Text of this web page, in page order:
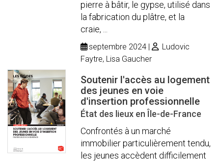
pierre à bâtir, le gypse, utilisé dans
la fabrication du plâtre, et la
craie, ...
septembre 2024
Ludovic
Faytre, Lisa Gaucher
Soutenir l'accès au logement
des jeunes en voie
d'insertion professionnelle
État des lieux en Île-de-France
Confrontés à un marché
immobilier particulièrement tendu,
les jeunes accèdent difficilement